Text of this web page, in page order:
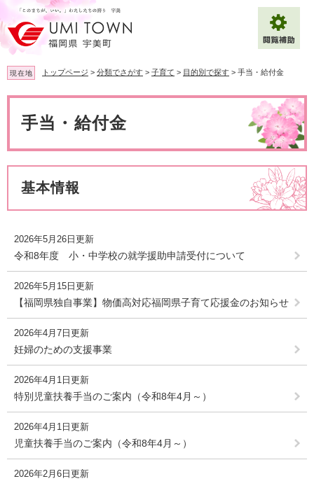
ー
ジ
の
先
頭
で
ニ
ュ
ー
を
飛
ば
文
へ
Multilingual（English・中文・한글）
現在地 トップページ > 分類でさがす > 子育て > 目的別で探す > 手当・給付金
手当・給付金
基本情報
2026年5月26日更新
令和8年度 小・中学校の就学援助申請受付について
2026年5月15日更新
【福岡県独自事業】物価高対応福岡県子育て応援金のお知らせ
2026年4月7日更新
妊婦のための支援事業
2026年4月1日更新
特別児童扶養手当のご案内（令和8年4月～）
2026年4月1日更新
児童扶養手当のご案内（令和8年4月～）
2026年2月6日更新